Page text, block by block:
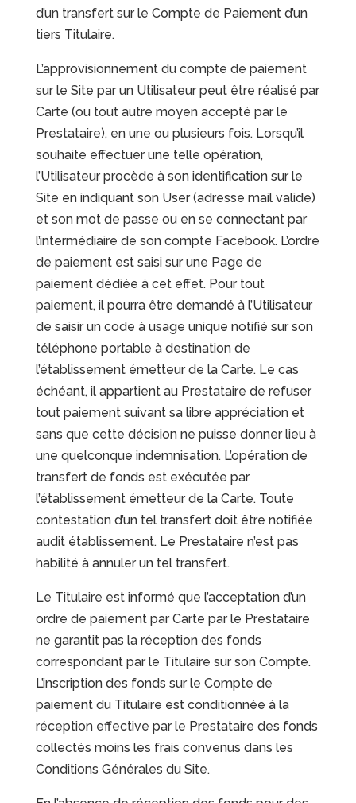
d’un transfert sur le Compte de Paiement d’un
tiers Titulaire.
L’approvisionnement du compte de paiement
sur le Site par un Utilisateur peut être réalisé par
Carte (ou tout autre moyen accepté par le
Prestataire), en une ou plusieurs fois. Lorsqu’il
souhaite effectuer une telle opération,
l’Utilisateur procède à son identification sur le
Site en indiquant son User (adresse mail valide)
et son mot de passe ou en se connectant par
l’intermédiaire de son compte Facebook. L’ordre
de paiement est saisi sur une Page de
paiement dédiée à cet effet. Pour tout
paiement, il pourra être demandé à l’Utilisateur
de saisir un code à usage unique notifié sur son
téléphone portable à destination de
l’établissement émetteur de la Carte. Le cas
échéant, il appartient au Prestataire de refuser
tout paiement suivant sa libre appréciation et
sans que cette décision ne puisse donner lieu à
une quelconque indemnisation. L’opération de
transfert de fonds est exécutée par
l’établissement émetteur de la Carte. Toute
contestation d’un tel transfert doit être notifiée
audit établissement. Le Prestataire n’est pas
habilité à annuler un tel transfert.
Le Titulaire est informé que l’acceptation d’un
ordre de paiement par Carte par le Prestataire
ne garantit pas la réception des fonds
correspondant par le Titulaire sur son Compte.
L’inscription des fonds sur le Compte de
paiement du Titulaire est conditionnée à la
réception effective par le Prestataire des fonds
collectés moins les frais convenus dans les
Conditions Générales du Site.